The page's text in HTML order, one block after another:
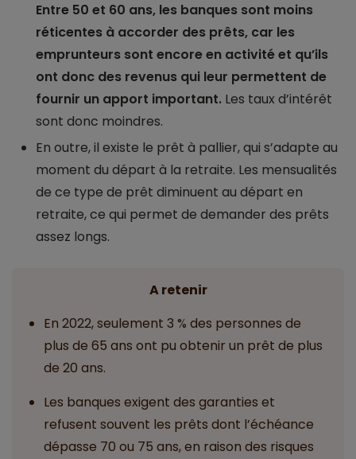
Entre 50 et 60 ans, les banques sont moins
réticentes à accorder des prêts, car les
emprunteurs sont encore en activité et qu’ils
ont donc des revenus qui leur permettent de
fournir un apport important. Les taux d’intérêt
sont donc moindres.
En outre, il existe le prêt à pallier, qui s’adapte au
moment du départ à la retraite. Les mensualités
de ce type de prêt diminuent au départ en
retraite, ce qui permet de demander des prêts
assez longs.
A retenir
En 2022, seulement 3 % des personnes de
plus de 65 ans ont pu obtenir un prêt de plus
de 20 ans.
Les banques exigent des garanties et
refusent souvent les prêts dont l’échéance
dépasse 70 ou 75 ans, en raison des risques